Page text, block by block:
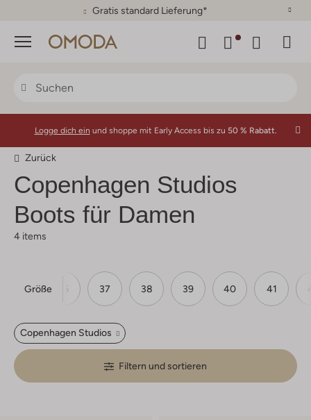
Gratis standard Lieferung*
Menü
Logge dich ein und shoppe mit Early Access bis zu 50 % Rabatt.
Zurück
Copenhagen Studios
Boots für Damen
4 items
Größe 36 37 38 39 40 41
Copenhagen Studios
Filtern und sortieren